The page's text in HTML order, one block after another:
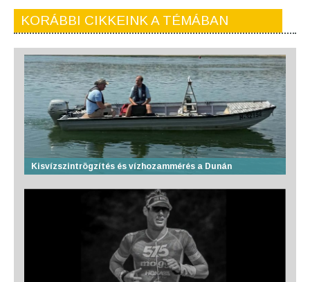
KORÁBBI CIKKEINK A TÉMÁBAN
Kisvízszintrögzítés és vízhozammérés a Dunán